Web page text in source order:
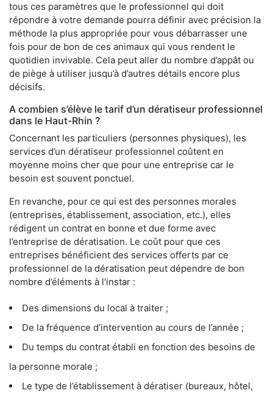
tous ces paramètres que le professionnel qui doit
répondre à votre demande pourra définir avec précision la
méthode la plus appropriée pour vous débarrasser une
fois pour de bon de ces animaux qui vous rendent le
quotidien invivable. Cela peut aller du nombre d’appât ou
de piège à utiliser jusqu’à d’autres détails encore plus
décisifs.
A combien s’élève le tarif d’un dératiseur professionnel
dans le Haut-Rhin ?
Concernant les particuliers (personnes physiques), les
services d’un dératiseur professionnel coûtent en
moyenne moins cher que pour une entreprise car le
besoin est souvent ponctuel.
En revanche, pour ce qui est des personnes morales
(entreprises, établissement, association, etc.), elles
rédigent un contrat en bonne et due forme avec
l’entreprise de dératisation. Le coût pour que ces
entreprises bénéficient des services offerts par ce
professionnel de la dératisation peut dépendre de bon
nombre d’éléments à l'instar :
Des dimensions du local à traiter ;
De la fréquence d’intervention au cours de l’année ;
Du temps du contrat établi en fonction des besoins de
la personne morale ;
Le type de l’établissement à dératiser (bureaux, hôtel,